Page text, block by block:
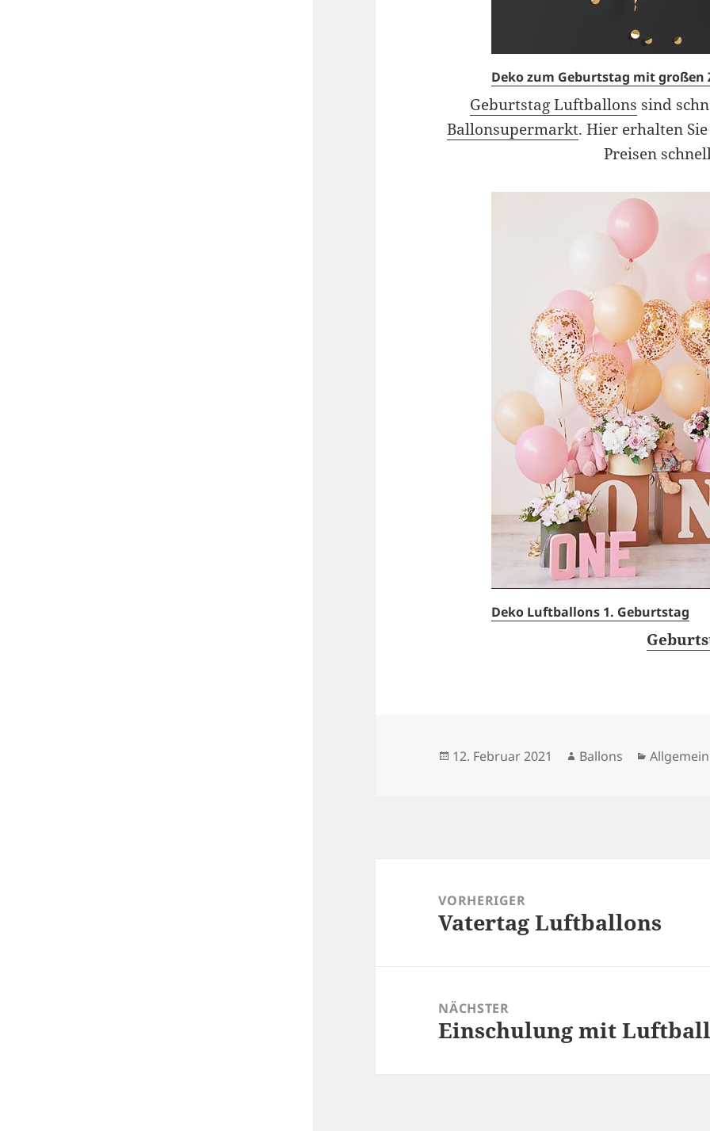
Deko zum Geburtstag mit
Geburtstag Luftballons sind
Ballonsupermarkt. Hier erhalten
Preisen
Deko Luftballons 1. Geburtstag
Veröffentlicht
12. Februar 2021 Autor
Ballons Allgemein
VORHERIGER
Vorheriger
Vatertag Luftballons
NÄCHSTER
Nächster
Einschulung mit